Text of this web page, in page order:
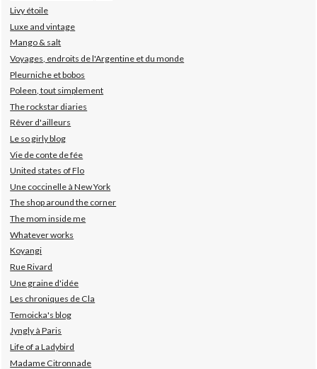
Livy étoile
Luxe and vintage
Mango & salt
Voyages, endroits de l'Argentine et du monde
Pleurniche et bobos
Poleen, tout simplement
The rockstar diaries
Rêver d'ailleurs
Le so girly blog
Vie de conte de fée
United states of Flo
Une coccinelle à New York
The shop around the corner
The mom inside me
Whatever works
Koyangi
Rue Rivard
Une graine d'idée
Les chroniques de Cla
Temoicka's blog
Jyngly à Paris
Life of a Ladybird
Madame Citronnade